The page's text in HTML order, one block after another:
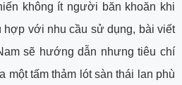
không ít người băn khoăn khi
với nhu cầu sử dụng, bài viết
sẽ hướng dẫn nhưng tiêu chí
một tấm thảm lót sàn thái lan phù